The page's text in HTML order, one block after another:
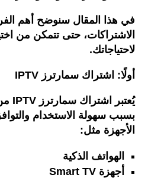
في هذا المقال سنوضح أهم
الاشتراكات، حتى تتمكن من
لاحتياجاتك.
أولًا: اشتراك سمارترز
يُعتبر اشتراك سمارترز
بسبب سهولة الاستخدام
الأجهزة مثل:
الهواتف الذكية
أجهزة